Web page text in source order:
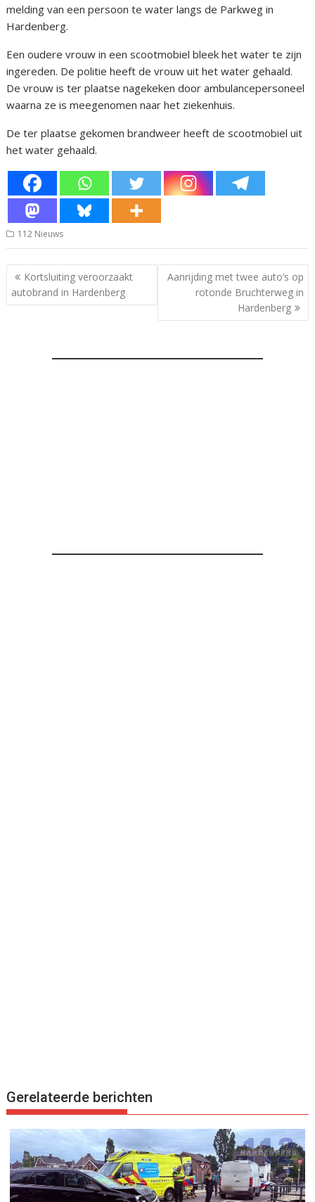
melding van een persoon te water langs de Parkweg in
Hardenberg.
Een oudere vrouw in een scootmobiel bleek het water te zijn
ingereden. De politie heeft de vrouw uit het water gehaald.
De vrouw is ter plaatse nagekeken door ambulancepersoneel
waarna ze is meegenomen naar het ziekenhuis.
De ter plaatse gekomen brandweer heeft de scootmobiel uit
het water gehaald.
112 Nieuws
Bericht
navigatie
Kortsluiting veroorzaakt
autobrand in Hardenberg
Aanrijding met twee auto’s op
rotonde Bruchterweg in
Hardenberg
Gerelateerde berichten